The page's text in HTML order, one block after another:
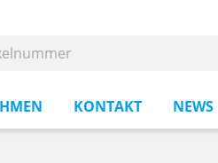
KONTAKT NEWS